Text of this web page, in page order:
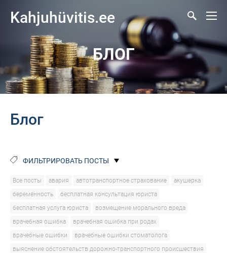
Kahjuhüvitis.ee
БЛОГ
Блог
ФИЛЬТРИРОВАТЬ ПОСТЫ
Все посты авария автотранспортное страхование
акушерка
беременность
бесплатная консультация юриста
бесплатная услуга юриста
возмещение морального вреда
врачебная ошибка
врачебная ошибка при родах
врачебные ошибки
врачебные ошибки стоматолога
выяснение обстоятельств дорожно-транспортного происшествия